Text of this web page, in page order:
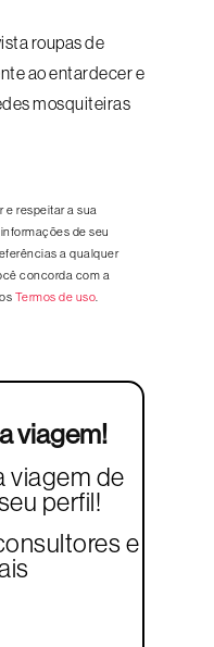
roupas de
ao entardecer e
mosquiteiras
e respeitar a sua
de seu
a qualquer
concorda com a
Termos de uso
viagem!
viagem de
perfil!
e